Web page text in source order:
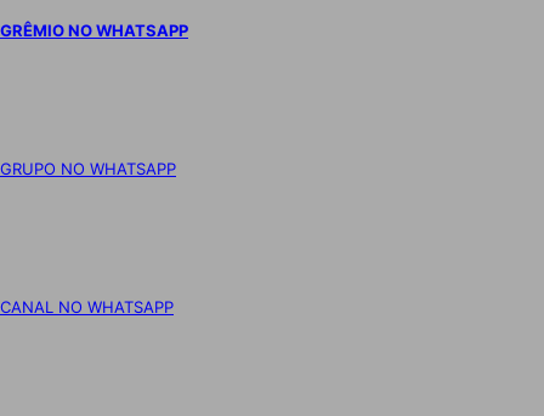
GRÊMIO NO WHATSAPP
GRUPO NO WHATSAPP
CANAL NO WHATSAPP